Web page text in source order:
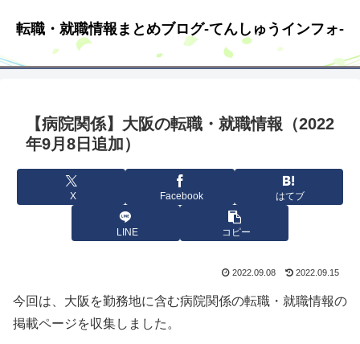
転職・就職情報まとめブログ-てんしゅうインフォ-
【病院関係】大阪の転職・就職情報（2022
年9月8日追加）
X Facebook はてブ
LINE コピー
2022.09.08 2022.09.15
今回は、大阪を勤務地に含む病院関係の転職・就職情報の
掲載ページを収集しました。